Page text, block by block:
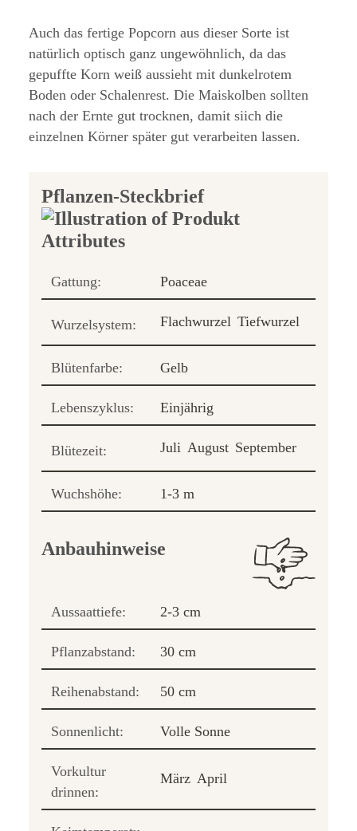
Auch das fertige Popcorn aus dieser Sorte ist
natürlich optisch ganz ungewöhnlich, da das
gepuffte Korn weiß aussieht mit dunkelrotem
Boden oder Schalenrest. Die Maiskolben sollten
nach der Ernte gut trocknen, damit siich die
einzelnen Körner später gut verarbeiten lassen.
Pflanzen-Steckbrief
Gattung: Poaceae
Wurzelsystem: Flachwurzel Tiefwurzel
Blütenfarbe: Gelb
Lebenszyklus: Einjährig
Blütezeit: Juli August September
Wuchshöhe: 1-3 m
Anbauhinweise
Aussaattiefe: 2-3 cm
Pflanzabstand: 30 cm
Reihenabstand: 50 cm
Sonnenlicht: Volle Sonne
Vorkultur
drinnen:
März April